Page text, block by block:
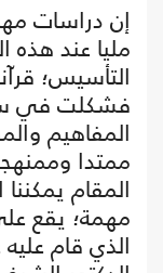
إن دراسات
مليا عند هذه
التأسيس؛
فشكلت في
المفاهيم
ممتدا
المقام
مهمة؛ يقع
الذي قام